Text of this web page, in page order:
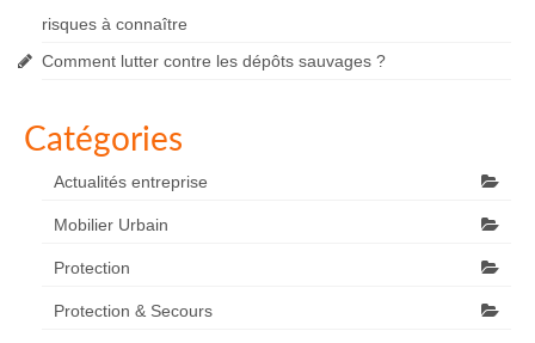
risques à connaître
Comment lutter contre les dépôts sauvages ?
Catégories
Actualités entreprise
Mobilier Urbain
Protection
Protection & Secours